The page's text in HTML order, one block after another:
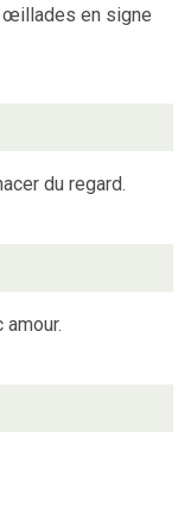
œillades en signe
du regard.